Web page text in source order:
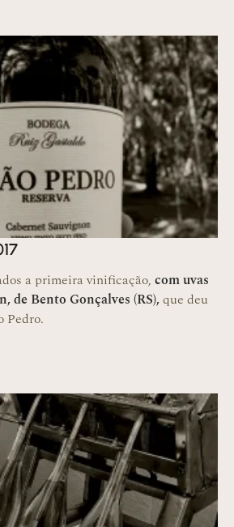
a primeira vinificação, com uvas
de Bento Gonçalves (RS),que deu
Pedro.